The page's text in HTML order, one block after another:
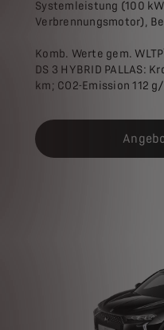
Systemleistung (100
Verbrennungsmotor),
Komb. Werte gem.
DS 3 HYBRID PALLAS:
km; CO2-Emission 112